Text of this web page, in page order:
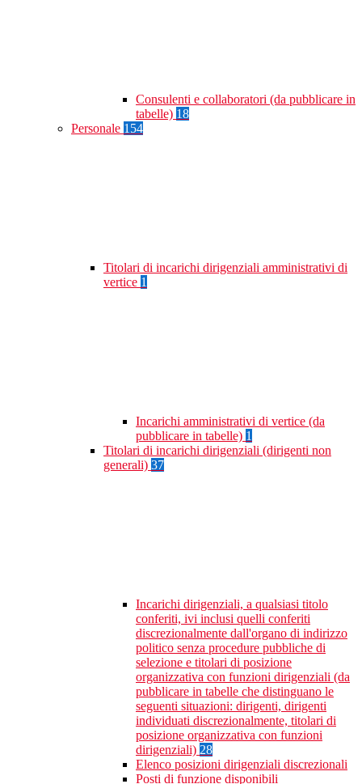
Consulenti e collaboratori (da pubblicare in
tabelle) 18
Personale 154
Titolari di incarichi dirigenziali amministrativi di
vertice 1
Incarichi amministrativi di vertice (da
pubblicare in tabelle) 1
Titolari di incarichi dirigenziali (dirigenti non
generali) 37
Incarichi dirigenziali, a qualsiasi titolo
conferiti, ivi inclusi quelli conferiti
discrezionalmente dall'organo di indirizzo
politico senza procedure pubbliche di
selezione e titolari di posizione
organizzativa con funzioni dirigenziali (da
pubblicare in tabelle che distinguano le
seguenti situazioni: dirigenti, dirigenti
individuati discrezionalmente, titolari di
posizione organizzativa con funzioni
dirigenziali) 28
Elenco posizioni dirigenziali discrezionali
Posti di funzione disponibili